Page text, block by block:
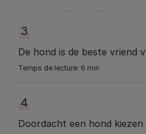
3
De hond is de beste vriend
6 min
4
Doordacht een hond kiezen